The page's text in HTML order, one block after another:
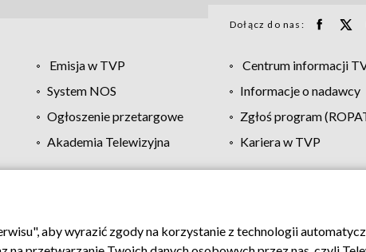
Dołącz do nas:
Emisja w TVP Centrum informacji
System NOS Informacje o nadawcy
Ogłoszenie przetargowe Zgłoś program
Akademia Telewizyjna Kariera w TVP
Regulamin TVP Polityka prywatności Moje zgody
aby wyrazić zgody na korzystanie z technologii